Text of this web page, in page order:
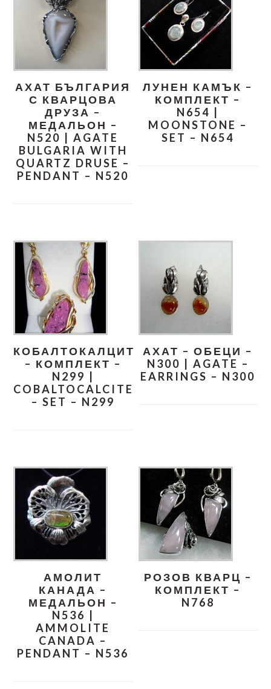
АХАТ БЪЛГАРИЯ
С КВАРЦОВА
ДРУЗА –
МЕДАЛЬОН –
N520 | AGATE
BULGARIA WITH
QUARTZ DRUSE –
PENDANT – N520
ЛУНЕН КАМЪК –
КОМПЛЕКТ –
N654 |
MOONSTONE –
SET – N654
КОБАЛТОКАЛЦИТ
– КОМПЛЕКТ –
N299 |
COBALTOCALCITE
– SET – N299
АХАТ – ОБЕЦИ –
N300 | AGATE –
EARRINGS – N300
АМОЛИТ
КАНАДА –
МЕДАЛЬОН –
N536 |
AMMOLITE
CANADA –
PENDANT – N536
РОЗОВ КВАРЦ –
КОМПЛЕКТ –
N768